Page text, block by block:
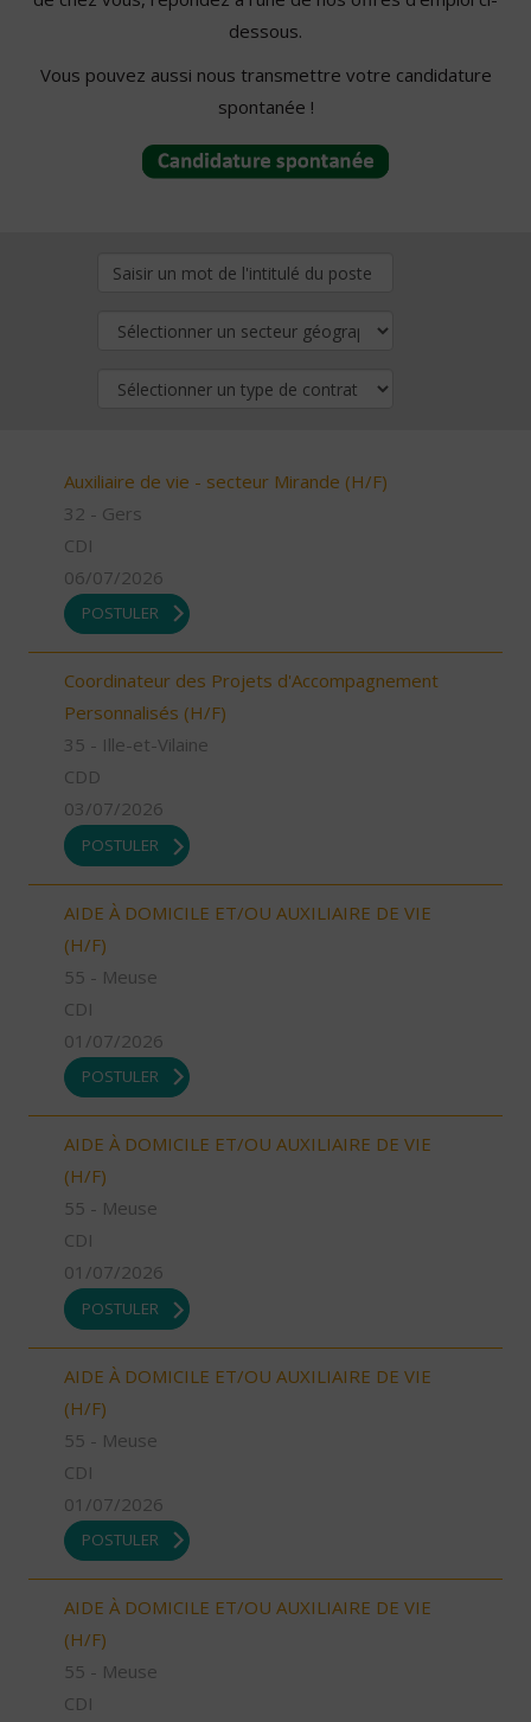
dessous.
Vous pouvez aussi nous transmettre votre candidature
spontanée !
Auxiliaire de vie - secteur Mirande (H/F)
32 - Gers
CDI
06/07/2026
POSTULER
Coordinateur des Projets d'Accompagnement
Personnalisés (H/F)
35 - Ille-et-Vilaine
CDD
03/07/2026
POSTULER
AIDE À DOMICILE ET/OU AUXILIAIRE DE VIE
(H/F)
55 - Meuse
CDI
01/07/2026
POSTULER
AIDE À DOMICILE ET/OU AUXILIAIRE DE VIE
(H/F)
55 - Meuse
CDI
01/07/2026
POSTULER
AIDE À DOMICILE ET/OU AUXILIAIRE DE VIE
(H/F)
55 - Meuse
CDI
01/07/2026
POSTULER
AIDE À DOMICILE ET/OU AUXILIAIRE DE VIE
(H/F)
55 - Meuse
CDI